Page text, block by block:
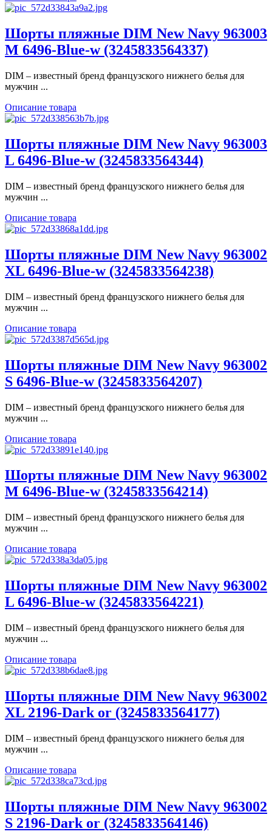
Шорты пляжные DIM New Navy 963003
M 6496-Blue-w (3245833564337)
DIM – известный бренд французского нижнего белья для
мужчин ...
Описание товара
Шорты пляжные DIM New Navy 963003
L 6496-Blue-w (3245833564344)
DIM – известный бренд французского нижнего белья для
мужчин ...
Описание товара
Шорты пляжные DIM New Navy 963002
XL 6496-Blue-w (3245833564238)
DIM – известный бренд французского нижнего белья для
мужчин ...
Описание товара
Шорты пляжные DIM New Navy 963002
S 6496-Blue-w (3245833564207)
DIM – известный бренд французского нижнего белья для
мужчин ...
Описание товара
Шорты пляжные DIM New Navy 963002
M 6496-Blue-w (3245833564214)
DIM – известный бренд французского нижнего белья для
мужчин ...
Описание товара
Шорты пляжные DIM New Navy 963002
L 6496-Blue-w (3245833564221)
DIM – известный бренд французского нижнего белья для
мужчин ...
Описание товара
Шорты пляжные DIM New Navy 963002
XL 2196-Dark or (3245833564177)
DIM – известный бренд французского нижнего белья для
мужчин ...
Описание товара
Шорты пляжные DIM New Navy 963002
S 2196-Dark or (3245833564146)